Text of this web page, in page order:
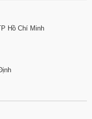
Hồ Chí Minh